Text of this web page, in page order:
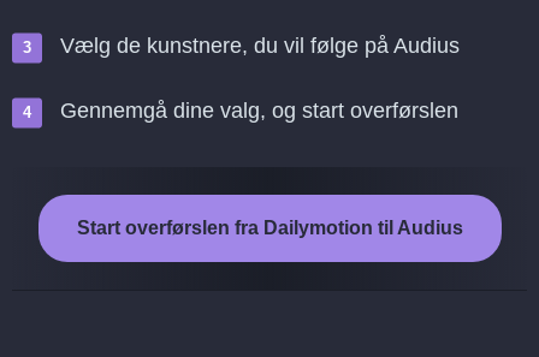
Vælg de kunstnere, du vil følge på Audius
Gennemgå dine valg, og start overførslen
Start overførslen fra Dailymotion til Audius